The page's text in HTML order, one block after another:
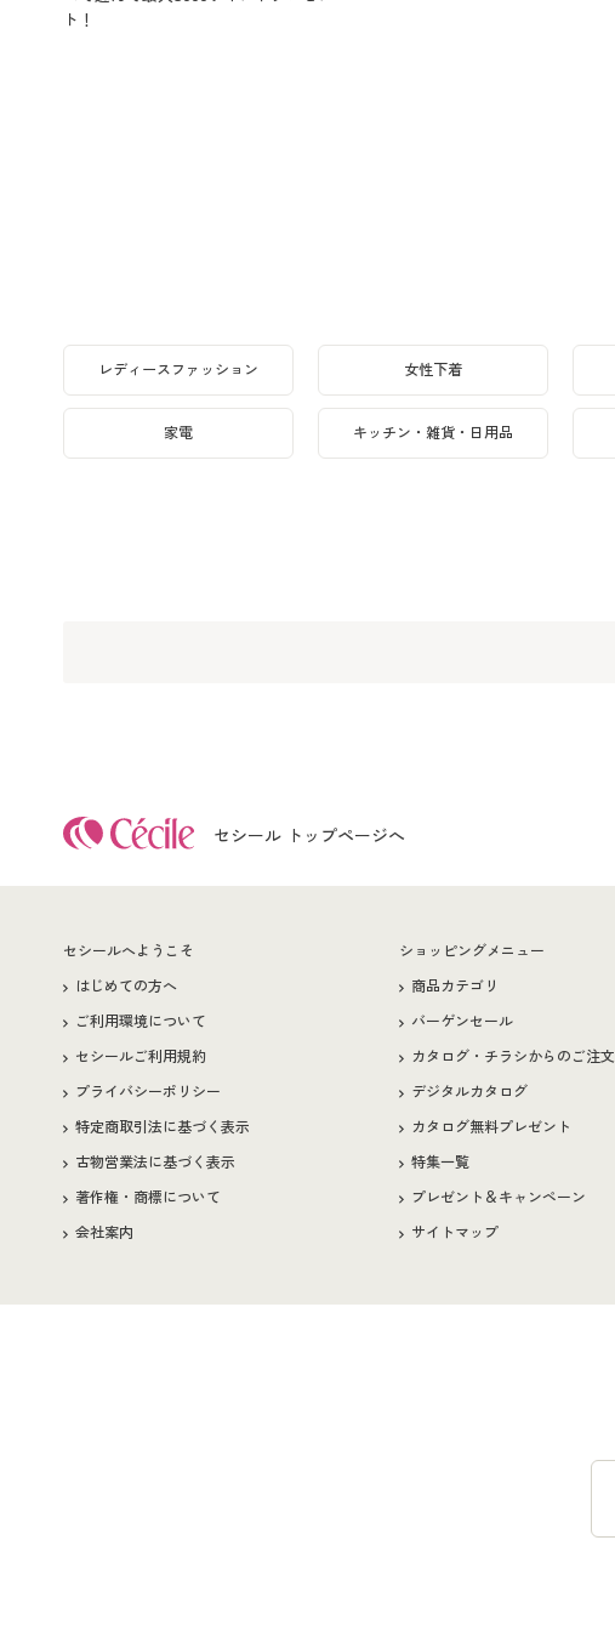
ト！
レディースファッション 女性下着
家電 キッチン・雑貨・日用品
セシール トップページへ
セシールへようこそ
はじめての方へ
ご利用環境について
セシールご利用規約
プライバシーポリシー
特定商取引法に基づく表示
古物営業法に基づく表示
著作権・商標について
会社案内
ショッピングメニュー
商品カテゴリ
バーゲンセール
カタログ・チラシからのご注文
デジタルカタログ
カタログ無料プレゼント
特集一覧
プレゼント＆キャンペーン
サイトマップ